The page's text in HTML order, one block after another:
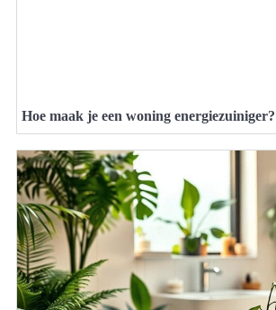
Hoe maak je een woning energiezuiniger?